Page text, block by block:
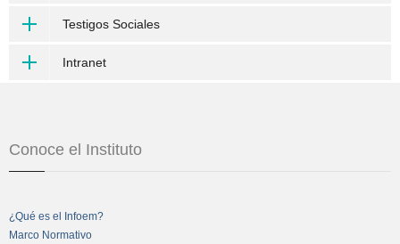
Testigos Sociales
Intranet
Conoce el Instituto
¿Qué es el Infoem?
Marco Normativo